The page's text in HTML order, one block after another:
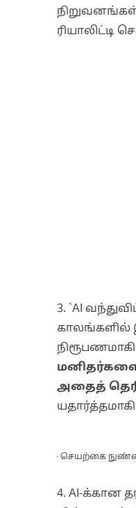
ரியாலிட்டி
3. `AI
காலங்களில்
அதைத்
AI - செயற்கை
4. AI-க்கான